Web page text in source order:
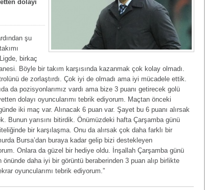
dolayı
şu
birkaç
Böyle bir takım karşısında kazanmak çok kolay olmadı.
de zorlaştırdı. Çok iyi de olmadı ama iyi mücadele ettik.
da pozisyonlarımız vardı ama bize 3 puanı getirecek golü
dolayı oyuncularımı tebrik ediyorum. Maçtan önceki
iki maç var. Alınacak 6 puan var. Şayet bu 6 puanı alırsak
Bunun yarısını bitirdik. Önümüzdeki hafta Çarşamba günü
bir karşılaşma. Onu da alırsak çok daha farklı bir
Bursa’dan buraya kadar gelip bizi destekleyen
Onlara da güzel bir hediye oldu. İnşallah Çarşamba günü
önünde daha iyi bir görüntü beraberinden 3 puan alıp birlikte
oyuncularımı tebrik ediyorum.”